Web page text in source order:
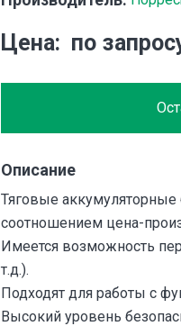
Цена по
Описание
Тяговые
соотношением цена-
Имеется возможность
т.д.).
Подходят для работы с
Высокий уровень